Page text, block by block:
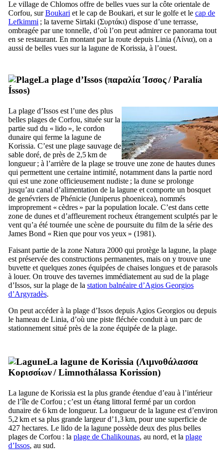
Le village de Chlomos offre de belles vues sur la côte orientale de
Corfou, surBoukari et le cap de Boukari, et sur le golfe et le cap de
Lefkimmi ; la taverne Sirtaki (Συρτάκι) dispose d’une terrasse,
ombragée par une tonnelle, d’où l’on peut admirer ce panorama tout
en se restaurant. En montant par la route depuis Linia (Λίνια), on a
aussi de belles vues sur la lagune de Korissia, à l’ouest.
La plage d’Issos (παραλία Ίσσος/Paralía
Íssos)
La plage d’Issos est l’une des plus
belles plages de Corfou, située sur la
partie sud du « lido », le cordon
dunaire qui ferme la lagune de
Korissia. C’est une plage sauvage de
sable doré, de près de 2,5 km de
longueur ; à l’arrière de la plage se trouve une zone de hautes dunes
qui permettent une certaine intimité, notamment dans la partie nord
qui est une zone officieusement nudiste ; la dune se prolonge
jusqu’au canal d’alimentation de la lagune et comporte un bosquet
de genévriers de Phénicie (Juniperus phoenicea), nommés
improprement « cèdres » par la population locale. C’est dans cette
zone de dunes et d’affleurement rocheux étrangement sculptés par le
vent qu’a été tournée une scène de poursuite du film de la série des
James Bond « Rien que pour vos yeux » (1981).
Faisant partie de la zone Natura 2000 qui protège la lagune, la plage
est préservée des constructions permanentes, mais on y trouve une
buvette et quelques zones équipées de chaises longues et de parasols
à louer. On trouve des tavernes immédiatement au sud de la plage
d’Issos, sur la plage de la station balnéaire d’Agios Georgios
d’Argyradès.
On peut accéder à la plage d’Issos depuis Agios Georgios ou depuis
le hameau de Linia, d’où une piste fléchée conduit à un parc de
stationnement situé près de la zone équipée de la plage.
La lagune de Korissia (Λιμνοθάλασσα
Κορισσίων/Limnothálassa Korissíon)
La lagune de Korissia est la plus grande étendue d’eau à l’intérieur
de l’île de Corfou ; c’est un étang littoral fermé par un cordon
dunaire de 6 km de longueur. La longueur de la lagune est d’environ
5,2 km et sa plus grande largeur d’1,3 km, pour une superficie de
427 hectares. Le lido de la lagune possède deux des plus belles
plages de Corfou : la plage de Chalikounas, au nord, et la plage
d’Issos, au sud.